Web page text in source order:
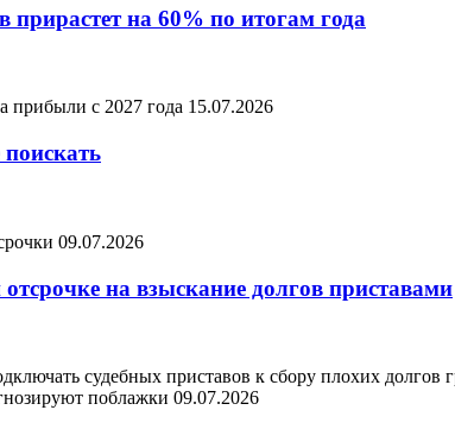
на 60% по итогам года
прибыли с 2027 года 15.07.2026
09.07.2026
на взыскание долгов приставами
судебных приставов к сбору плохих
поблажки 09.07.2026